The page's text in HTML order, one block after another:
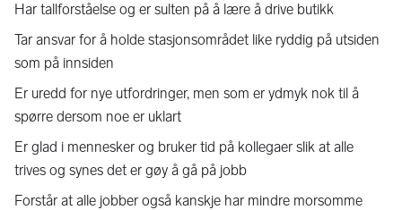
Har tallforståelse og er sulten på å lære å drive butikk
Tar ansvar for å holde stasjonsområdet like ryddig på utsiden
som på innsiden
Er uredd for nye utfordringer, men som er ydmyk nok til å
spørre dersom noe er uklart
Er glad i mennesker og bruker tid på kollegaer slik at alle
trives og synes det er gøy å gå på jobb
Forstår at alle jobber også kanskje har mindre morsomme